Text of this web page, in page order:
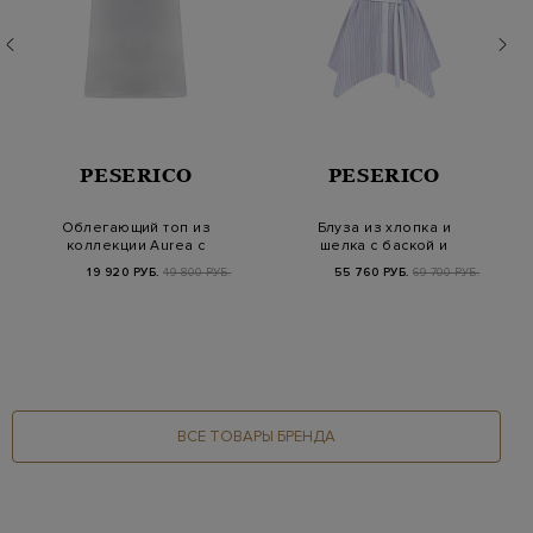
PESERICO
Облегающий топ из
коллекции Aurea с
ювелирными
цепочка…
19 920 РУБ. 49 800 РУБ.
PESERICO
Блуза из хлопка и
шелка с баской и
поясом Punto Luce
55 760 РУБ. 69 700 РУБ.
ВСЕ ТОВАРЫ БРЕНДА